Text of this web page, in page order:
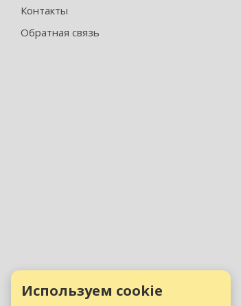
Контакты
Обратная связь
Используем cookie